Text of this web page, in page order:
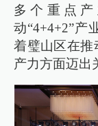
多个重点
动“4+4+2”产
着璧山区在推
产力方面迈出